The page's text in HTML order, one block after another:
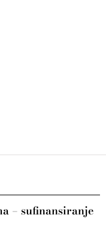
– sufinansiranje